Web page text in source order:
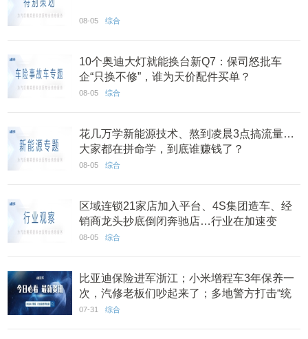
08-05 综合
10个奥迪大灯就能换台新Q7：保司怒批车
企“只换不修”，谁为天价配件买单？
08-05 综合
花几万学新能源技术、熬到凌晨3点搞流量…
大家都在拼命学，到底谁赚钱了？
08-05 综合
区域连锁21家店加入平台、4S集团造车、经
销商龙头抄底倒闭奔驰店…行业在加速变
迁？|7月看点
08-05 综合
比亚迪保险进军浙江；小米增程车3年保养一
次，汽修老板们吵起来了；多地警方打击“统
筹车险”骗局丨AC早报
07-31 综合